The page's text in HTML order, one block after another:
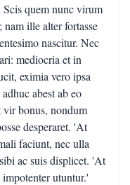
quem nunc virum
nam ille alter fortasse
nascitur. Nec
mediocria et in
eximia vero ipsa
abest ab eo
vir bonus, nondum
desperaret. 'At
faciunt, nec ulla
ac suis displicet. 'At
utuntur.'